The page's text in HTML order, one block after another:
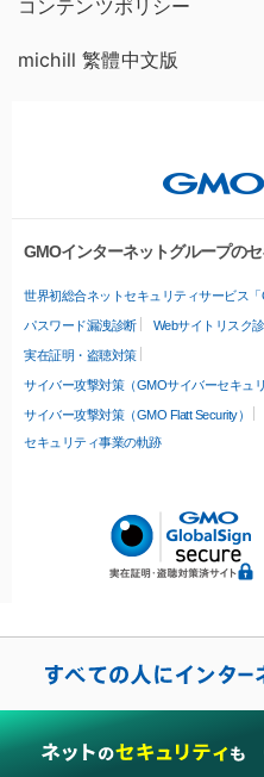
コンテンツポリシー
michill 繁體中文版
GMOインターネットグループの
世界初総合ネットセキュリティサービス「
パスワード漏洩診断 Webサイトリスク
実在証明・盗聴対策
サイバー攻撃対策（GMOサイバーセキュ
サイバー攻撃対策（GMO Flatt Security）
セキュリティ事業の軌跡